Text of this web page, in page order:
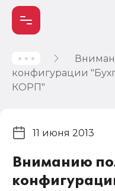
конфигурации
КОРП"
Вниманию
11 июня 2013
Учет и